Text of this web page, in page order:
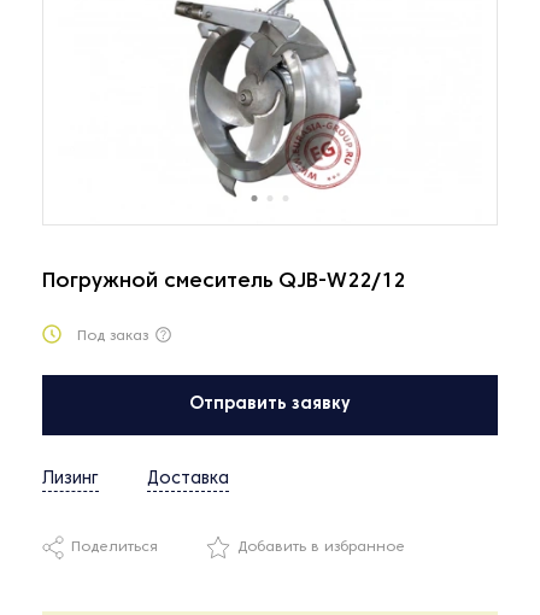
Погружной смеситель QJB-W22/12
Под заказ
Отправить заявку
Лизинг Доставка
Поделиться Добавить в избранное